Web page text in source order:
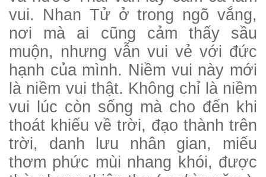
vui. Nhan Tử ở trong ngõ vắng,
nơi mà ai cũng cảm thấy sầu
muộn, nhưng vẫn vui vẻ với đức
hạnh của mình. Niềm vui này mới
là niềm vui thật. Không chỉ là niềm
vui lúc còn sống mà cho đến khi
thoát khiếu về trời, đạo thành trên
trời, danh lưu nhân gian, miếu
thơm phức mùi nhang khói, được